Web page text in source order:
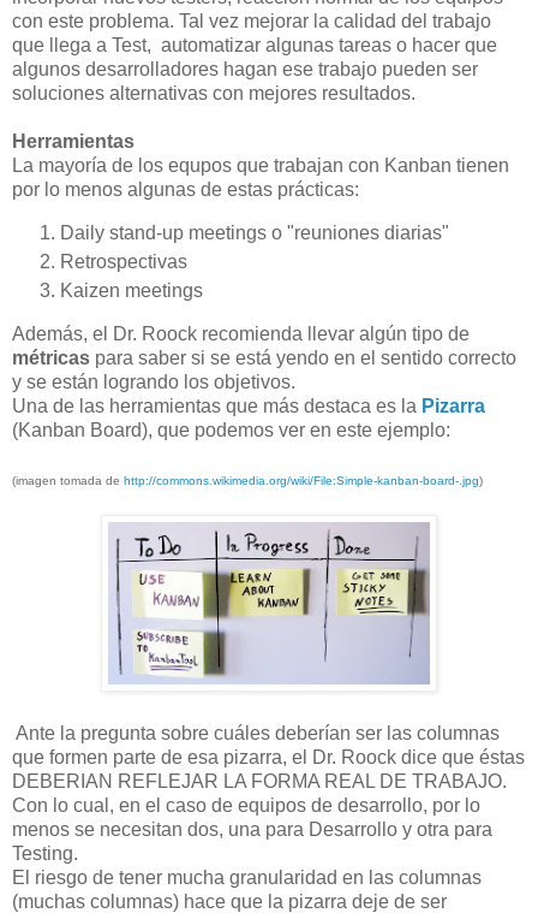
con este problema. Tal vez mejorar la calidad del trabajo
que llega a Test, automatizar algunas tareas o hacer que
algunos desarrolladores hagan ese trabajo pueden ser
soluciones alternativas con mejores resultados.
Herramientas
La mayoría de los equpos que trabajan con Kanban tienen
por lo menos algunas de estas prácticas:
Daily stand-up meetings o "reuniones diarias"
Retrospectivas
Kaizen meetings
Además, el Dr. Roock recomienda llevar algún tipo de
métricas para saber si se está yendo en el sentido correcto
y se están logrando los objetivos.
Una de las herramientas que más destaca es la Pizarra
(Kanban Board), que podemos ver en este ejemplo:
(imagen tomada de http://commons.wikimedia.org/wiki/File:Simple-kanban-board-.jpg)
Ante la pregunta sobre cuáles deberían ser las columnas
que formen parte de esa pizarra, el Dr. Roock dice que éstas
DEBERIAN REFLEJAR LA FORMA REAL DE TRABAJO.
Con lo cual, en el caso de equipos de desarrollo, por lo
menos se necesitan dos, una para Desarrollo y otra para
Testing.
El riesgo de tener mucha granularidad en las columnas
(muchas columnas) hace que la pizarra deje de ser